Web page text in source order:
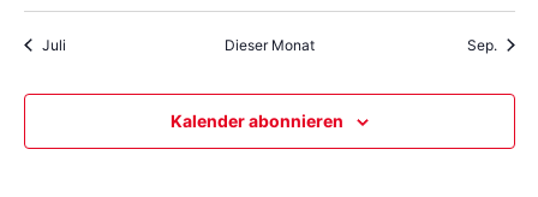
Juli Dieser Monat Sep.
Kalender abonnieren